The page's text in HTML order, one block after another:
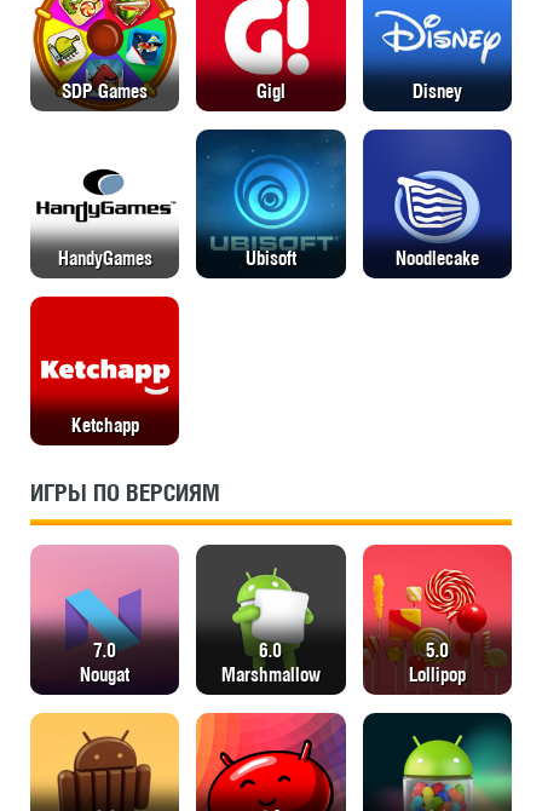
SDP Games Gigl Disney
HandyGames Ubisoft Noodlecake
Ketchapp
ИГРЫ ПО ВЕРСИЯМ
7.0
Nougat
6.0
Мarshmallow
5.0
Lollipop